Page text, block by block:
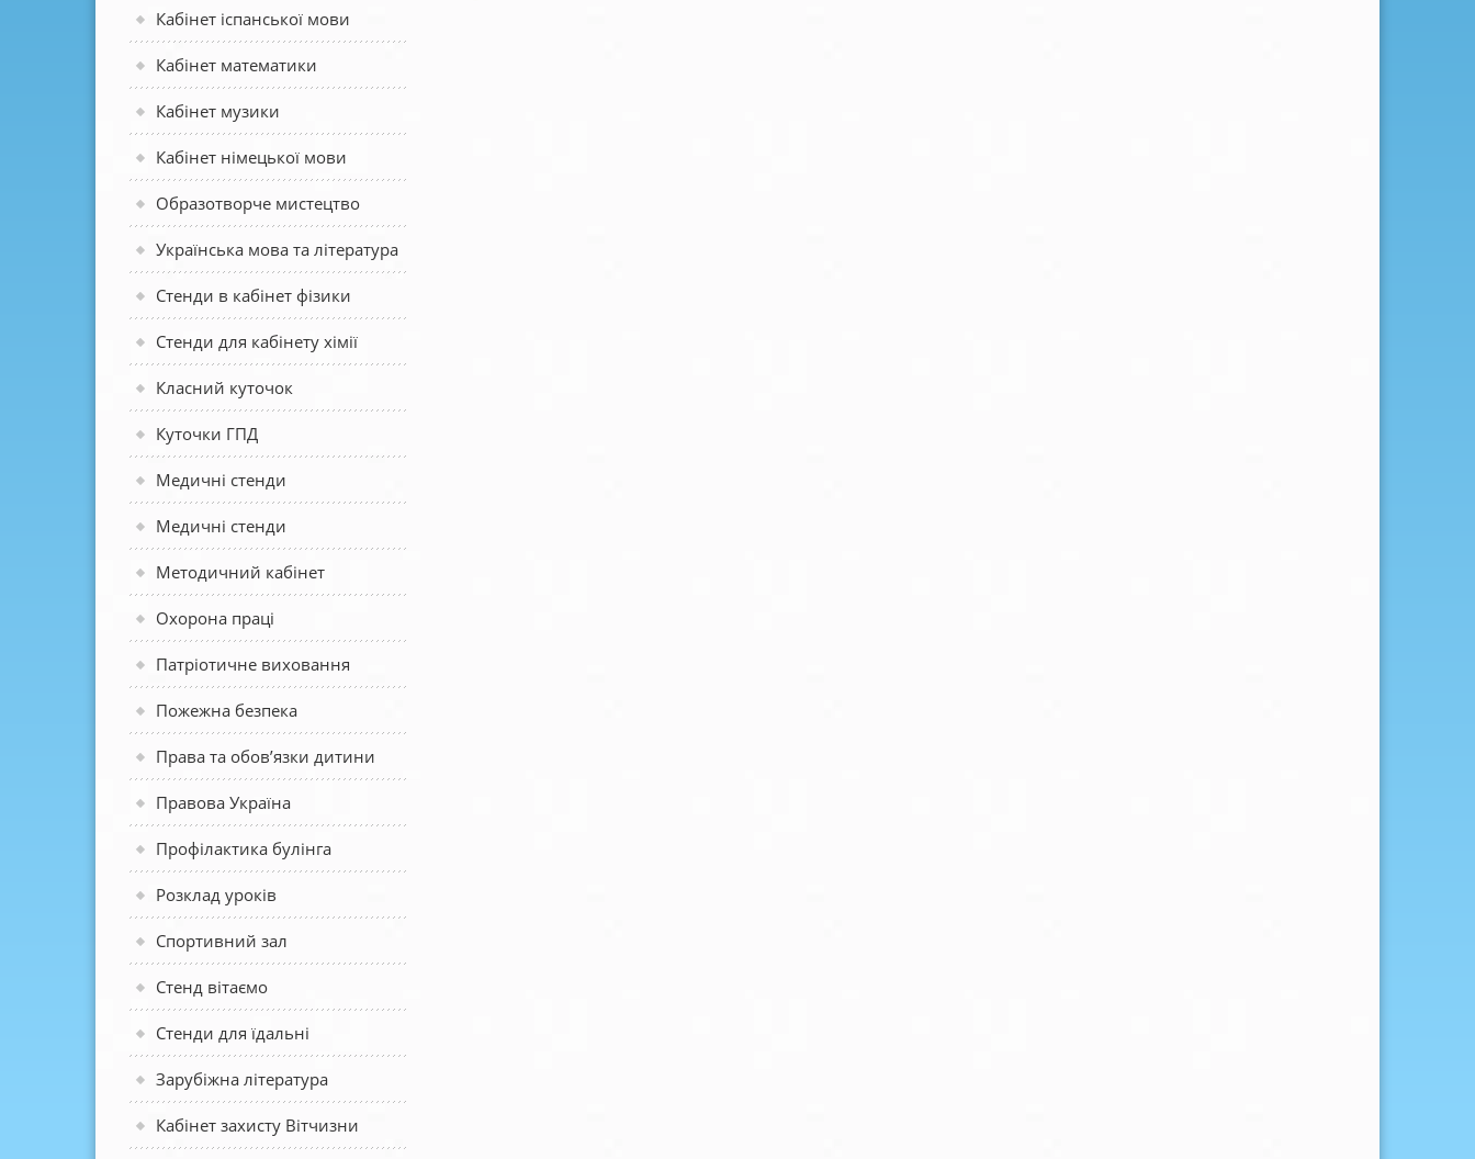
Кабінет іспанської мови
Кабінет математики
Кабінет музики
Кабінет німецької мови
Образотворче мистецтво
Українська мова та література
Стенди в кабінет фізики
Стенди для кабінету хімії
Класний куточок
Куточки ГПД
Медичні стенди
Медичні стенди
Методичний кабінет
Охорона праці
Патріотичне виховання
Пожежна безпека
Права та обов’язки дитини
Правова Україна
Профілактика булінга
Розклад уроків
Спортивний зал
Стенд вітаємо
Стенди для їдальні
Зарубіжна література
Кабінет захисту Вітчизни